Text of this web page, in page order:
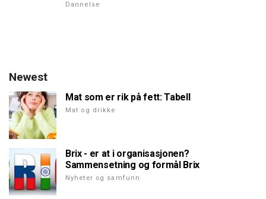
Dannelse
Newest
Mat som er rik på fett: Tabell
Mat og drikke
Brix - er at i organisasjonen?
Sammensetning og formål Brix
Nyheter og samfunn